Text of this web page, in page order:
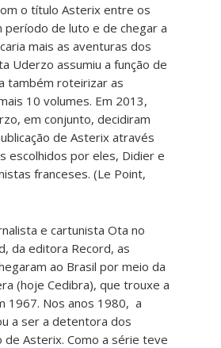
o título Asterix entre os
período de luto e de chegar a
mais as aventuras dos
Uderzo assumiu a função de
também roteirizar as
10 volumes. Em 2013,
em conjunto, decidiram
de Asterix através
escolhidos por eles, Didier e
franceses. (Le Point,
e cartunista Ota no
da editora Record, as
ao Brasil por meio da
(hoje Cedibra), que trouxe a
1967. Nos anos 1980, a
a ser a detentora dos
de Asterix. Como a série teve